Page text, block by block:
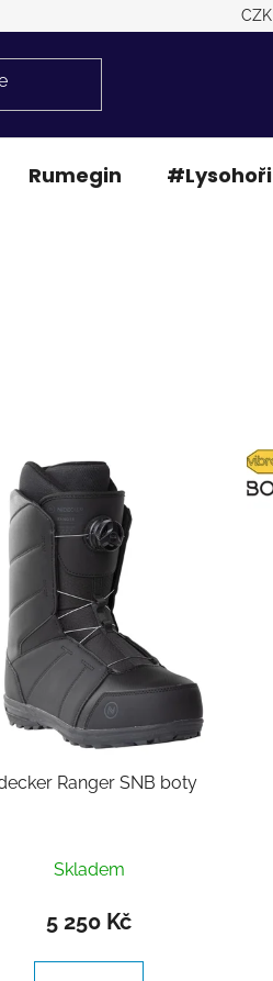
CZK
Rumegin #Lysohoři
Ranger SNB boty
Skladem
5 250 Kč